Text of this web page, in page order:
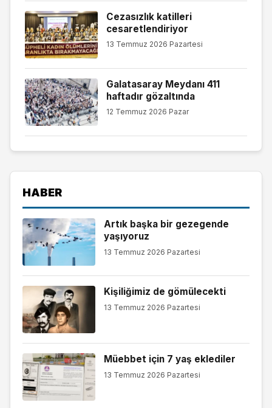
Cezasızlık katilleri
cesaretlendiriyor
13 Temmuz 2026 Pazartesi
Galatasaray Meydanı 411
haftadır gözaltında
12 Temmuz 2026 Pazar
HABER
Artık başka bir gezegende
yaşıyoruz
13 Temmuz 2026 Pazartesi
Kişiliğimiz de gömülecekti
13 Temmuz 2026 Pazartesi
Müebbet için 7 yaş eklediler
13 Temmuz 2026 Pazartesi